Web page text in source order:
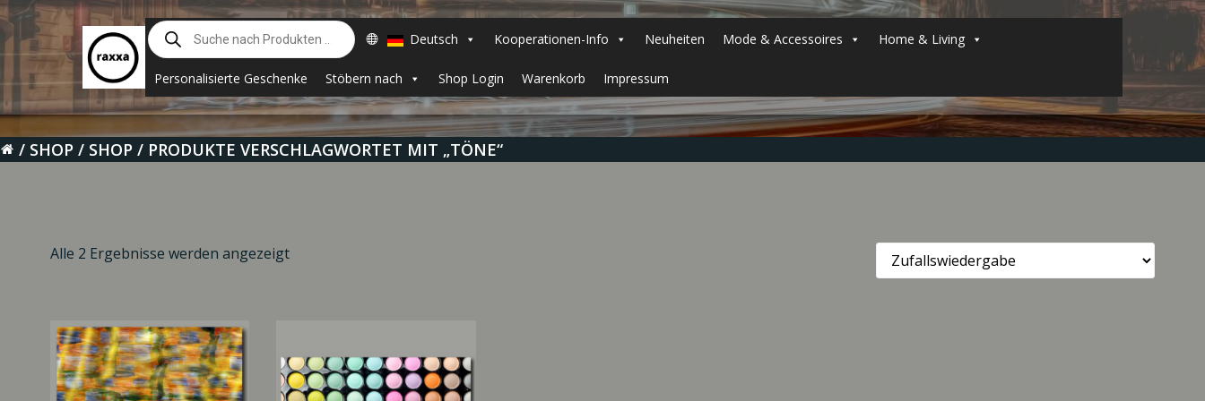
Zum
Inhalt
springen
Suche
nach
Produkten
Deutsch Kooperationen-Info Neuheiten Mode & Accessoires Home & Living
Personalisierte Geschenke Stöbern nach Shop Login Warenkorb Impressum
SHOP SHOP PRODUKTE VERSCHLAGWORTET MIT „TÖNE“
Alle 2 Ergebnisse werden angezeigt